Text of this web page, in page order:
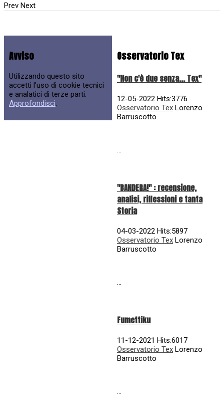
Prev Next
Avviso
Utilizzando questo sito
accetti l’uso di cookie tecnici
e analatici di terze parti.
Approfondisci.
Osservatorio Tex
"Non c'è due senza... Tex"
12-05-2022 Hits:3776
Osservatorio Tex Lorenzo
Barruscotto
...
"BANDERA!" : recensione,
analisi, riflessioni e tanta
Storia
04-03-2022 Hits:5897
Osservatorio Tex Lorenzo
Barruscotto
...
Fumettiku
11-12-2021 Hits:6017
Osservatorio Tex Lorenzo
Barruscotto
...